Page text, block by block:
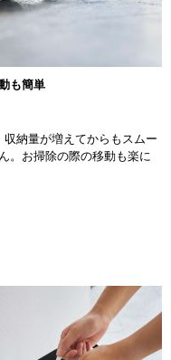
も簡単
納量が増えてからもスムー
。お掃除の際の移動も楽に